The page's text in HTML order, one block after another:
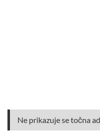
Ne prikazuje se točna